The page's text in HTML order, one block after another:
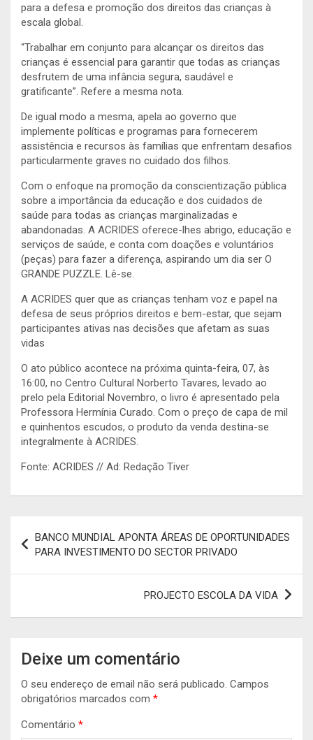
para a defesa e promoção dos direitos das crianças à
escala global.
“Trabalhar em conjunto para alcançar os direitos das
crianças é essencial para garantir que todas as crianças
desfrutem de uma infância segura, saudável e
gratificante”. Refere a mesma nota.
De igual modo a mesma, apela ao governo que
implemente políticas e programas para fornecerem
assistência e recursos às famílias que enfrentam desafios
particularmente graves no cuidado dos filhos.
Com o enfoque na promoção da conscientização pública
sobre a importância da educação e dos cuidados de
saúde para todas as crianças marginalizadas e
abandonadas. A ACRIDES oferece-lhes abrigo, educação e
serviços de saúde, e conta com doações e voluntários
(peças) para fazer a diferença, aspirando um dia ser O
GRANDE PUZZLE. Lê-se.
A ACRIDES quer que as crianças tenham voz e papel na
defesa de seus próprios direitos e bem-estar, que sejam
participantes ativas nas decisões que afetam as suas
vidas
O ato público acontece na próxima quinta-feira, 07, às
16:00, no Centro Cultural Norberto Tavares, levado ao
prelo pela Editorial Novembro, o livro é apresentado pela
Professora Hermínia Curado. Com o preço de capa de mil
e quinhentos escudos, o produto da venda destina-se
integralmente à ACRIDES.
Fonte: ACRIDES // Ad: Redação Tiver
de
artigos
BANCO MUNDIAL APONTA ÁREAS DE OPORTUNIDADES
PARA INVESTIMENTO DO SECTOR PRIVADO
PROJECTO ESCOLA DA VIDA
Deixe um comentário
O seu endereço de email não será publicado. Campos
obrigatórios marcados com *
Comentário *